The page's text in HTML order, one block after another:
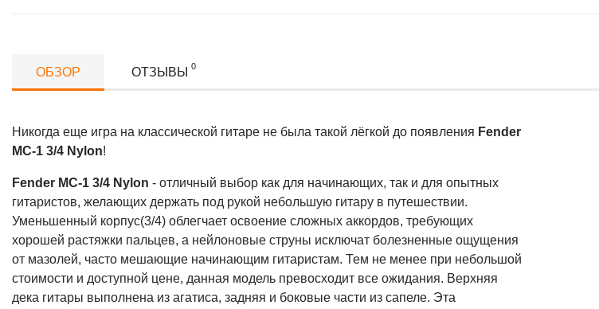
ОБЗОР ОТЗЫВЫ 0
Никогда еще игра на классической гитаре не была такой лёгкой до появления Fender
MC-1 3/4 Nylon!
Fender MC-1 3/4 Nylon - отличный выбор как для начинающих, так и для опытных
гитаристов, желающих держать под рукой небольшую гитару в путешествии.
Уменьшенный корпус(3/4) облегчает освоение сложных аккордов, требующих
хорошей растяжки пальцев, а нейлоновые струны исключат болезненные ощущения
от мазолей, часто мешающие начинающим гитаристам. Тем не менее при небольшой
стоимости и доступной цене, данная модель превосходит все ожидания. Верхняя
дека гитары выполнена из агатиса, задняя и боковые части из сапеле. Эта